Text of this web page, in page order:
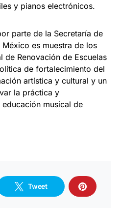
y pianos electrónicos.
parte de la Secretaría de
es muestra de los
de Renovación de Escuelas
de fortalecimiento del
artística y cultural y un
la práctica y
musical de
Tweet